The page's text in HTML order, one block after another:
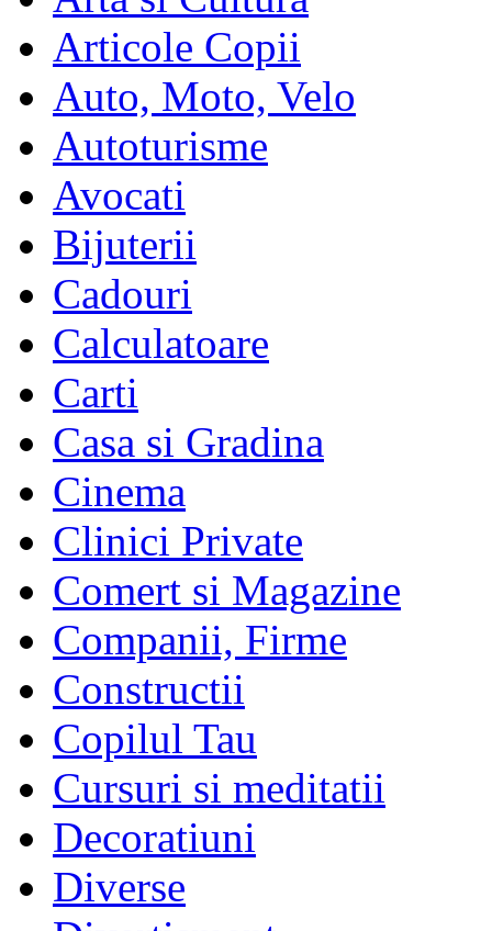
Articole Copii
Auto, Moto, Velo
Autoturisme
Avocati
Bijuterii
Cadouri
Calculatoare
Carti
Casa si Gradina
Cinema
Clinici Private
Comert si Magazine
Companii, Firme
Constructii
Copilul Tau
Cursuri si meditatii
Decoratiuni
Diverse